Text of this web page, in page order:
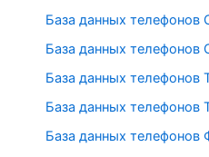
База данных телефонов
База данных
База данных телефонов
База данных телефонов
База данных телефонов